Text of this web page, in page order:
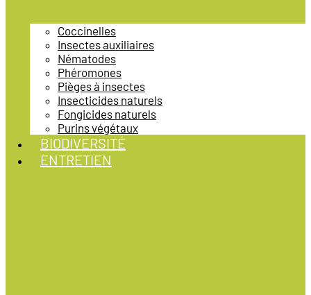
Coccinelles
Insectes auxiliaires
Nématodes
Phéromones
Pièges à insectes
Insecticides naturels
Fongicides naturels
Purins végétaux
BIODIVERSITÉ
ENTRETIEN